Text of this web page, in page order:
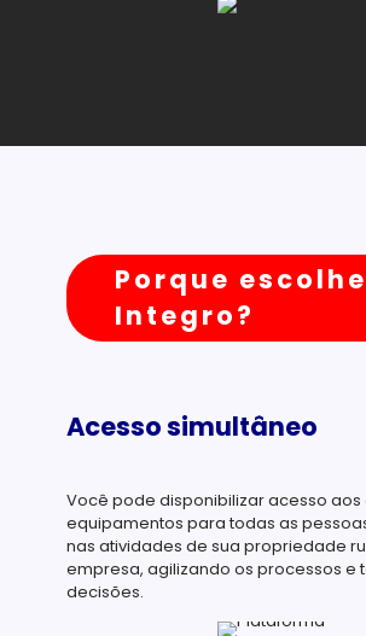
Porque
Integro?
Acesso simultâneo
Você pode disponibilizar acesso
equipamentos para todas as
nas atividades de sua propriedade
empresa, agilizando os processos e
decisões.